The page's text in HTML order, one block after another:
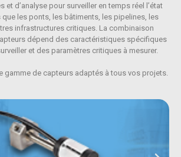
et d’analyse pour surveiller en temps réel l’état
les ponts, les bâtiments, les pipelines, les
infrastructures critiques. La combinaison
dépend des caractéristiques spécifiques
et des paramètres critiques à mesurer.
gamme de capteurs adaptés à tous vos projets.